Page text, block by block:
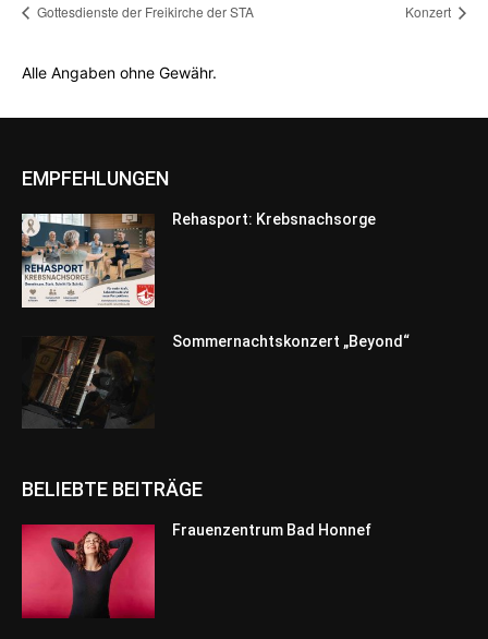
Gottesdienste der Freikirche der STA Konzert
Alle Angaben ohne Gewähr.
EMPFEHLUNGEN
Rehasport: Krebsnachsorge
Sommernachtskonzert „Beyond“
BELIEBTE BEITRÄGE
Frauenzentrum Bad Honnef